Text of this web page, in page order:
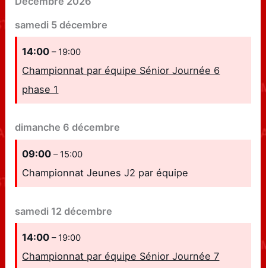
samedi 5 décembre
14:00– 19:00
Championnat par équipe Sénior Journée 6
phase 1
dimanche 6 décembre
09:00– 15:00
Championnat Jeunes J2 par équipe
samedi 12 décembre
14:00– 19:00
Championnat par équipe Sénior Journée 7